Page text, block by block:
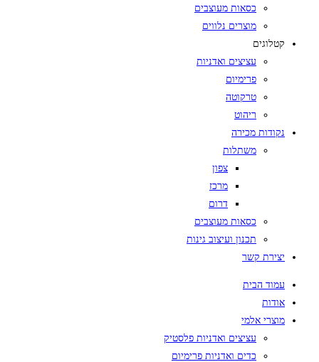
כסאות מעוצבים
מוצרים נלווים
קטלוגים
עציצים ואדניות
פרימיום
טרקוטה
ריהוט
נקודות מכירה
משתלות
צפון
מרכז
דרום
כסאות מעוצבים
תכנון ועיצוב גינות
יצירת קשר
עמוד הבית
אודות
מוצרי אלמי
עציצים ואדניות פלסטיק
כדים ואדניות פרימיום